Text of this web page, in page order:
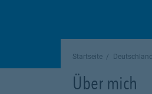
Startseite Deutschland
Über mich